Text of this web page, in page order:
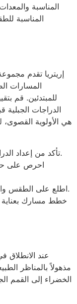
المناسبة
المناسبة
إريتريا تقدم
المسارات
للمبتدئين. قم
الدراجات الجبلية
هي الأولوية
تأكد من إعداد الدراجة بشكل صحيح وفحصها قبل الرحلة.
احرص على
اطلع على الطقس والظروف المناخية المتوقعة واستعد لها.
خطط مسارك
عند الانطلاق
مذهولاً بالمناظر
الخضراء إلى القمم